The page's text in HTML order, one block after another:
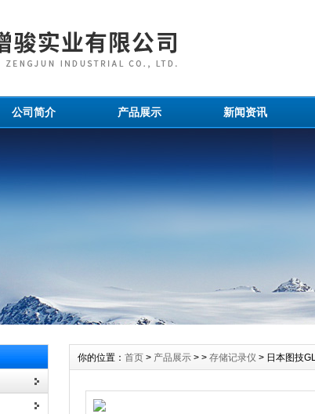
公司简介 产品展示 新闻资讯
你的位置： 首页 > 产品展示 > > 存储记录仪 > 日本图技